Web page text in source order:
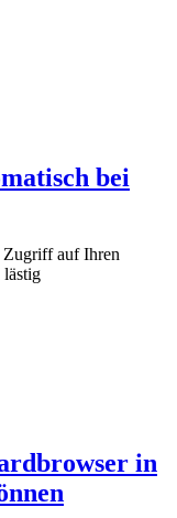
bei
Zugriff auf Ihren
lästig
in